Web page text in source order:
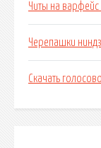
Читы на варфейс
Черепашки
Скачать